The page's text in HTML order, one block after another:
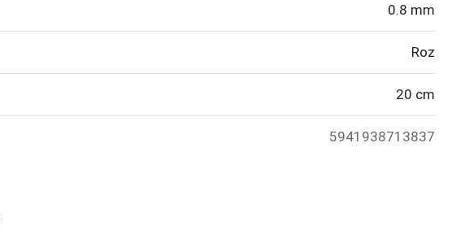
0.8 mm
Roz
20 cm
5941938713837